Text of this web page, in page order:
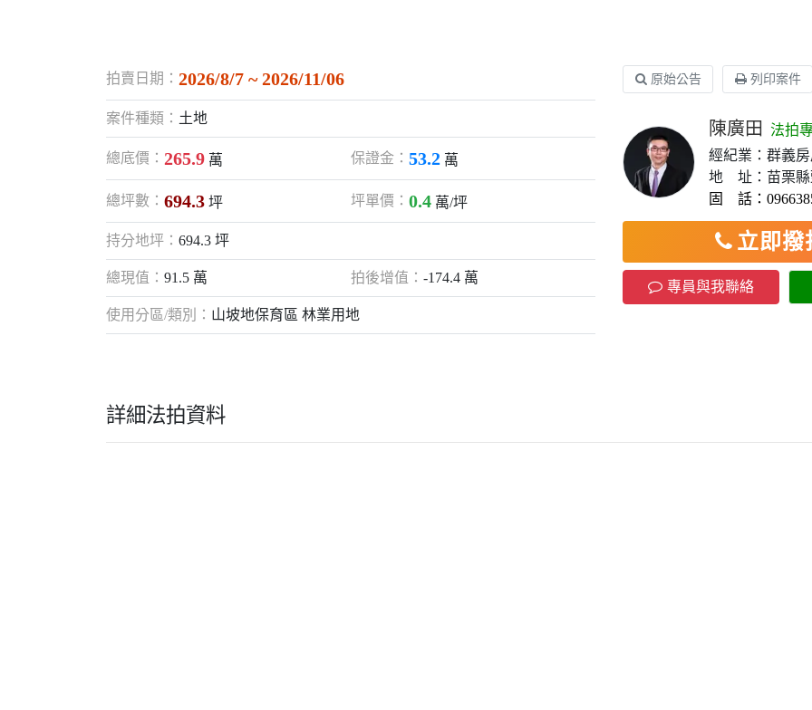
拍賣日期： 2026/8/7 ~ 2026/11/06
案件種類： 土地
總底價： 265.9 萬 保證金： 53.2 萬
總坪數： 694.3 坪 坪單價： 0.4 萬/坪
持分地坪： 694.3 坪
總現值： 91.5 萬 拍後增值： -174.4 萬
使用分區/類別： 山坡地保育區 林業用地
原始公告 列印案件
陳廣田
法拍
經紀業：群義
地 址：苗栗縣
固 話：
立即撥
專員與我聯絡
詳細法拍資料